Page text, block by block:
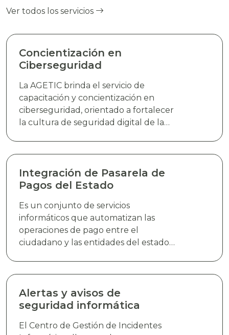
Ver todos los servicios
Concientización en
Ciberseguridad
La AGETIC brinda el servicio de
capacitación y concientización en
ciberseguridad, orientado a fortalecer
la cultura de seguridad digital de la
prácticas de identificación y respuesta
a amenazas cibernética, mediante
formatos presencial y virtual.
Integración de Pasarela de
Pagos del Estado
Es un conjunto de servicios
informáticos que automatizan las
operaciones de pago entre el
ciudadano y las entidades del estado
pagos en línea, quitando con ello el
requisito tradicional de una boleta de
realizar filas en las entidades bancarias
Alertas y avisos de
seguridad informática
El Centro de Gestión de Incidentes